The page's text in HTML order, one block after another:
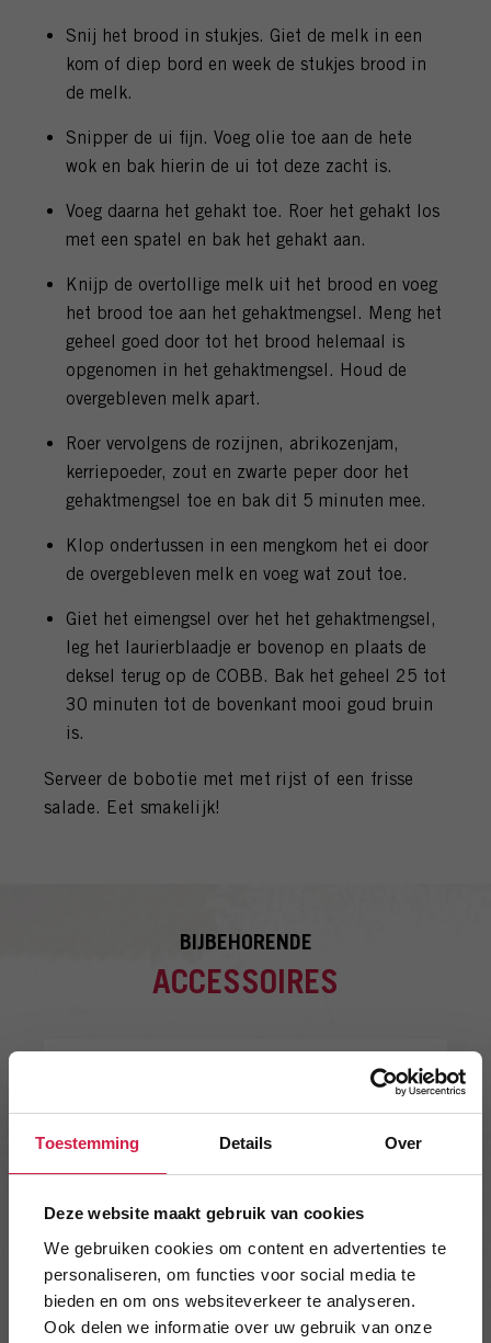
Toestemming Details Over
Deze website maakt gebruik van cookies
We gebruiken cookies om content en advertenties te
personaliseren, om functies voor social media te
bieden en om ons websiteverkeer te analyseren.
Ook delen we informatie over uw gebruik van onze
Snij het brood in stukjes. Giet de melk in een
kom of diep bord en week de stukjes brood in
de melk.
Snipper de ui fijn. Voeg olie toe aan de hete
wok en bak hierin de ui tot deze zacht is.
Voeg daarna het gehakt toe. Roer het gehakt los
met een spatel en bak het gehakt aan.
Knijp de overtollige melk uit het brood en voeg
het brood toe aan het gehaktmengsel. Meng het
geheel goed door tot het brood helemaal is
opgenomen in het gehaktmengsel. Houd de
overgebleven melk apart.
Roer vervolgens de rozijnen, abrikozenjam,
kerriepoeder, zout en zwarte peper door het
gehaktmengsel toe en bak dit 5 minuten mee.
Klop ondertussen in een mengkom het ei door
de overgebleven melk en voeg wat zout toe.
Giet het eimengsel over het het gehaktmengsel,
leg het laurierblaadje er bovenop en plaats de
deksel terug op de COBB. Bak het geheel 25 tot
30 minuten tot de bovenkant mooi goud bruin
is.
Serveer de bobotie met met rijst of een frisse
salade. Eet smakelijk!
BIJBEHORENDE
ACCESSOIRES
COBB COBBLESTONE (PAK)